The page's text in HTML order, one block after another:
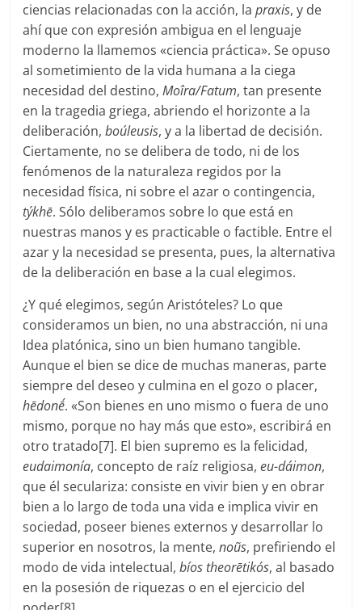
ciencias relacionadas con la acción, lapraxis, y de
ahí que con expresión ambigua en el lenguaje
moderno la llamemos «ciencia práctica». Se opuso
al sometimiento de la vida humana a la ciega
necesidad del destino,Moîra/Fatum, tan presente
en la tragedia griega, abriendo el horizonte a la
deliberación,boúleusis, y a la libertad de decisión.
Ciertamente, no se delibera de todo, ni de los
fenómenos de la naturaleza regidos por la
necesidad física, ni sobre el azar o contingencia,
týkhē. Sólo deliberamos sobre lo que está en
nuestras manos y es practicable o factible. Entre el
azar y la necesidad se presenta, pues, la alternativa
de la deliberación en base a la cual elegimos.
¿Y qué elegimos, según Aristóteles? Lo que
consideramos un bien, no una abstracción, ni una
Idea platónica, sino un bien humano tangible.
Aunque el bien se dice de muchas maneras, parte
siempre del deseo y culmina en el gozo o placer,
hēdonḗ. «Son bienes en uno mismo o fuera de uno
mismo, porque no hay más que esto», escribirá en
otro tratado[7]. El bien supremo es la felicidad,
eudaimonía, concepto de raíz religiosa,eu-dáimon,
que él seculariza: consiste en vivir bien y en obrar
bien a lo largo de toda una vida e implica vivir en
sociedad, poseer bienes externos y desarrollar lo
superior en nosotros, la mente,noũs, prefiriendo el
modo de vida intelectual,bíos theorētikós, al basado
en la posesión de riquezas o en el ejercicio del